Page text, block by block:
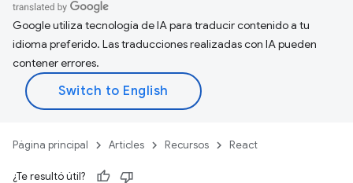
Google utiliza tecnología de IA para traducir contenido a tu
idioma preferido. Las traducciones realizadas con IA pueden
contener errores.
Página principal Articles Recursos React
¿Te resultó útil?